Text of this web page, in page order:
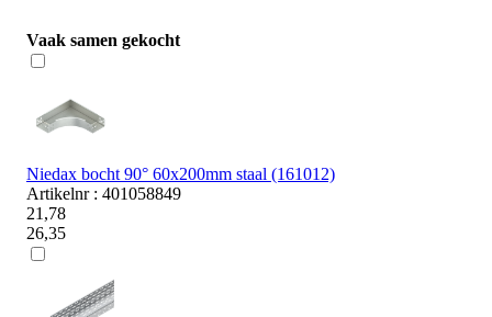
Vaak samen gekocht
Niedax bocht 90° 60x200mm staal (161012)
Artikelnr : 401058849
21,78
26,35